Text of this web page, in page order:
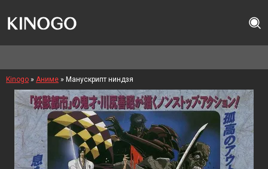
Kinogo » Аниме » Манускрипт ниндзя